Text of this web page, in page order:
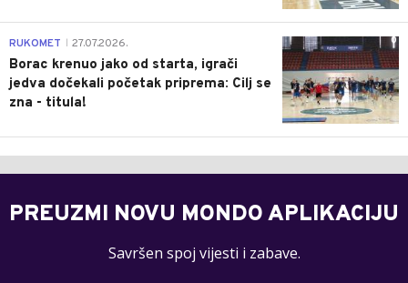
0
RUKOMET 27.07.2026.
Borac krenuo jako od starta, igrači
jedva dočekali početak priprema: Cilj se
zna - titula!
PREUZMI NOVU MONDO APLIKACIJU
Savršen spoj vijesti i zabave.